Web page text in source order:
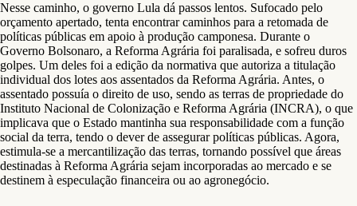
Nesse caminho, o governo Lula dá passos lentos. Sufocado pelo
orçamento apertado, tenta encontrar caminhos para a retomada de
políticas públicas em apoio à produção camponesa. Durante o
Governo Bolsonaro, a Reforma Agrária foi paralisada, e sofreu duros
golpes. Um deles foi a edição da normativa que autoriza a titulação
individual dos lotes aos assentados da Reforma Agrária. Antes, o
assentado possuía o direito de uso, sendo as terras de propriedade do
Instituto Nacional de Colonização e Reforma Agrária (INCRA), o que
implicava que o Estado mantinha sua responsabilidade com a função
social da terra, tendo o dever de assegurar políticas públicas. Agora,
estimula-se a mercantilização das terras, tornando possível que áreas
destinadas à Reforma Agrária sejam incorporadas ao mercado e se
destinem à especulação financeira ou ao agronegócio.